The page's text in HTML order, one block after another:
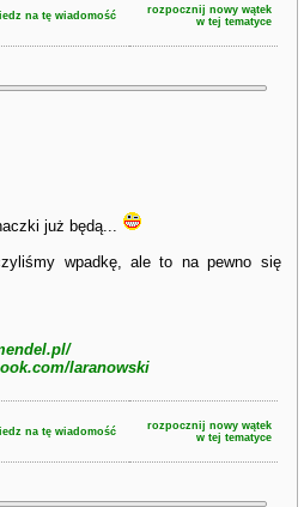
na tę wiadomość
rozpocznij nowy wątek
w tej tematyce
już będą...
wpadkę, ale to na pewno się
laranowski
na tę wiadomość
rozpocznij nowy wątek
w tej tematyce